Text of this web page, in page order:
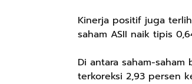
Kinerja positif juga
saham ASII naik tipis
Di antara saham-
terkoreksi 2,93 persen